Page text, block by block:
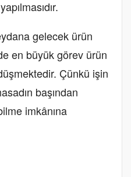
gelecek ürün
en büyük görev ürün
Çünkü işin
başından
imkânına